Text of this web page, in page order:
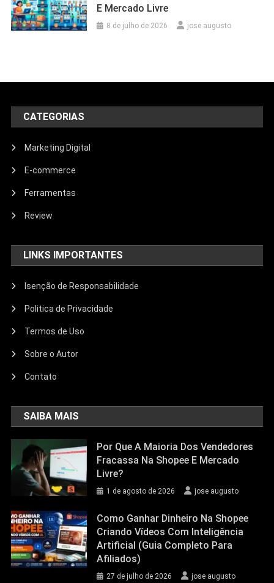
E Mercado Livre
8 de julho de 2026 jose augusto
CATEGORIAS
Marketing Digital
E-commerce
Ferramentas
Review
LINKS IMPORTANTES
Isenção de Responsabilidade
Politica de Privacidade
Termos de Uso
Sobre o Autor
Contato
SAIBA MAIS
Por Que A Maioria Dos Vendedores
Fracassa Na Shopee E Mercado
Livre?
1 de agosto de 2026 jose augusto
Como Ganhar Dinheiro Na Shopee
Criando Vídeos Com Inteligência
Artificial (Guia Completo Para
Afiliados)
27 de julho de 2026 jose augusto